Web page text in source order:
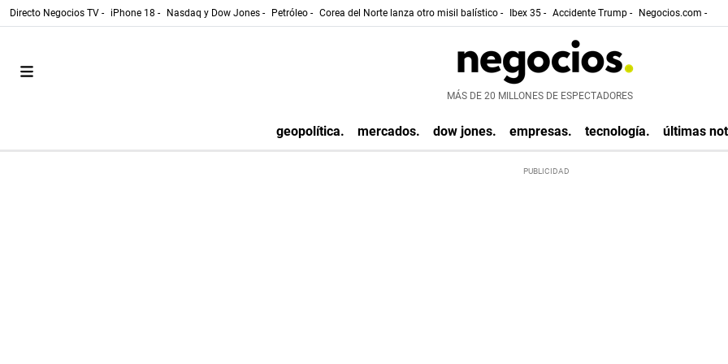
Directo Negocios TV - iPhone 18 - Nasdaq y Dow Jones - Petróleo - Corea del Norte lanza otro misil balístico - Ibex 35 - Accidente Trump - Negocios.com -
MÁS DE 20 MILLONES DE ESPECTADORES
geopolítica. mercados. dow jones. empresas. tecnología. últimas